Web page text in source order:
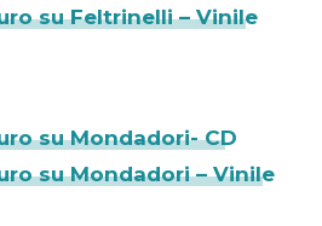
su Feltrinelli – Vinile
su Mondadori- CD
su Mondadori – Vinile